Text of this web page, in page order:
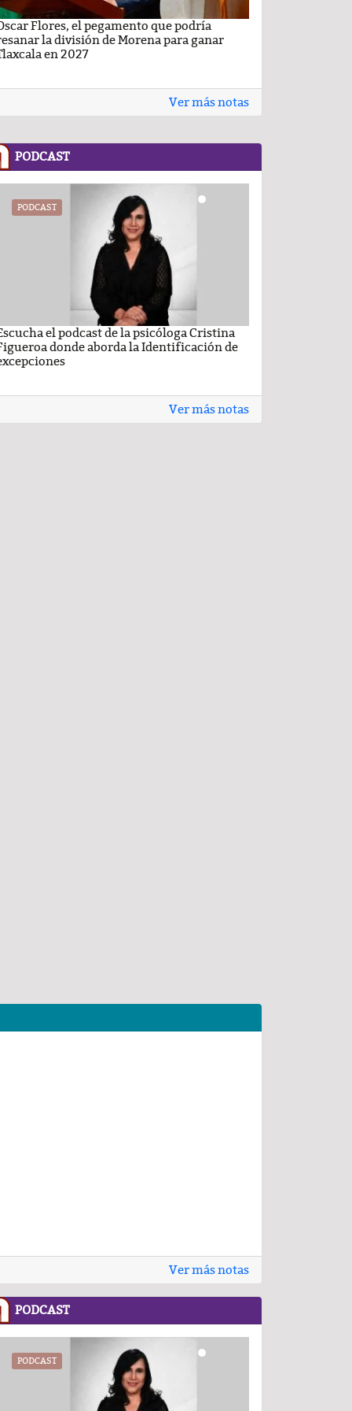
Flores, el pegamento que podría
la división de Morena para ganar
en 2027
Ver más notas
PODCAST
PODCAST
el podcast de la psicóloga Cristina
donde aborda la Identificación de
Ver más notas
Ver más notas
PODCAST
PODCAST